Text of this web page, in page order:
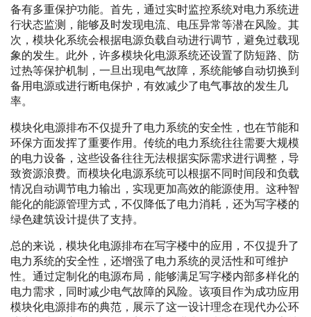
备有多重保护功能。首先，通过实时监控系统对电力系统进
行状态监测，能够及时发现电流、电压异常等潜在风险。其
次，模块化系统会根据电源负载自动进行调节，避免过载现
象的发生。此外，许多模块化电源系统还设置了防短路、防
过热等保护机制，一旦出现电气故障，系统能够自动切换到
备用电源或进行断电保护，有效减少了电气事故的发生几
率。
模块化电源排布不仅提升了电力系统的安全性，也在节能和
环保方面发挥了重要作用。传统的电力系统往往需要大规模
的电力设备，这些设备往往无法根据实际需求进行调整，导
致资源浪费。而模块化电源系统可以根据不同时间段和负载
情况自动调节电力输出，实现更加高效的能源使用。这种智
能化的能源管理方式，不仅降低了电力消耗，还为写字楼的
绿色建筑设计提供了支持。
总的来说，模块化电源排布在写字楼中的应用，不仅提升了
电力系统的安全性，还增强了电力系统的灵活性和可维护
性。通过定制化的电源布局，能够满足写字楼内部多样化的
电力需求，同时减少电气故障的风险。该项目作为成功应用
模块化电源排布的典范，展示了这一设计理念在现代办公环